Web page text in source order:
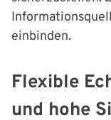
einbinden.
Flexible
und hohe